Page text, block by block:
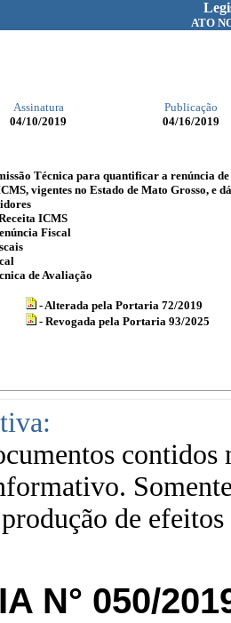
ATO
Assinatura
Publicação
04/10/2019 04/16/2019
Técnica para quantificar a renúncia
vigentes no Estado de Mato Grosso, e
ICMS
Fiscal
de Avaliação
- Alterada pela Portaria 72/2019
- Revogada pela Portaria 93/2025
contidos
de
N° 050/